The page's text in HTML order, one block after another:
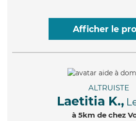
Afficher le
ALTRUISTE
Laetitia K.,
à 5km de chez